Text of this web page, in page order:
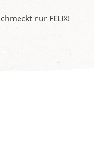
nur FELIX!